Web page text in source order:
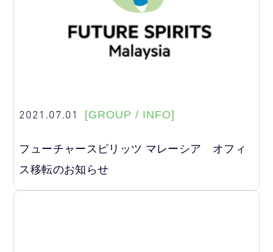
2021.07.01 [GROUP / INFO]
フューチャースピリッツ マレーシア オフィ
ス移転のお知らせ